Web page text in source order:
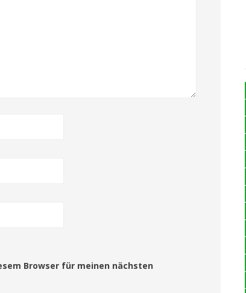
Browser für meinen nächsten